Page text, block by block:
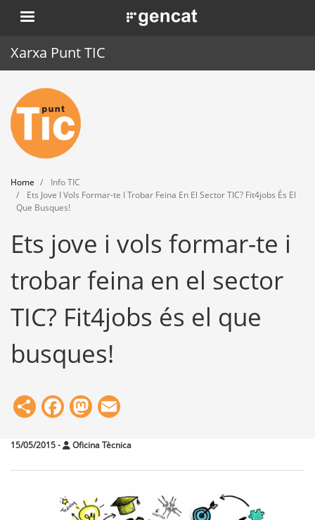
Skip
to
. Obre en una nova finestra.
Xarxa Punt TIC
Home
Punt TIC
News
Events
Tools
Home
Info TIC
Ets Jove I Vols Formar-te I Trobar Feina En El Sector TIC? Fit4jobs És El
Que Busques!
Ets jove i vols formar-te i
trobar feina en el sector
TIC? Fit4jobs és el que
busques!
ShareFacebook
Mastodon
15/05/2015- Oficina Tècnica